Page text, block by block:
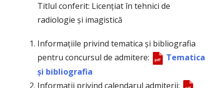
Titlul conferit: Licențiat în tehnici de
radiologie și imagistică
Informațiile privind tematica și bibliografia
pentru concursul de admitere:
Tematica
și bibliografia
Informații privind calendarul admiterii: